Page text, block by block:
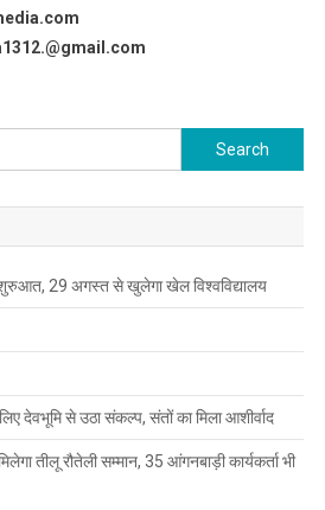
Search
for:
29 अगस्त से खुलेगा खेल विश्वविद्यालय
देवभूमि से उठा संकल्प, संतों का मिला आशीर्वाद
तीलू रौतेली सम्मान, 35 आंगनबाड़ी कार्यकर्ता भी